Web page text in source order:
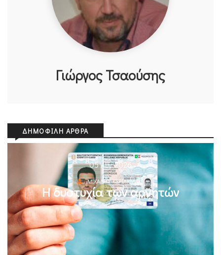
Γιώργος Τσαούσης
ΔΗΜΟΦΙΛΉ ΆΡΘΡΑ
05 Αυγ 2026
ΜΙΧΆΛΗΣ ΚΥΡΙΑΚΊΔΗΣ
Η δυστυχία των αρνητών